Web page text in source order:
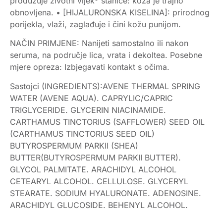
obnovljena. • [HIJALURONSKA KISELINA]: prirodnog
porijekla, vlaži, zaglađuje i čini kožu punijom.
NAČIN PRIMJENE: Nanijeti samostalno ili nakon
seruma, na područje lica, vrata i dekoltea. Posebne
mjere opreza: Izbjegavati kontakt s očima.
Sastojci (INGREDIENTS):AVENE THERMAL SPRING
WATER (AVENE AQUA). CAPRYLIC/CAPRIC
TRIGLYCERIDE. GLYCERIN NIACINAMIDE.
CARTHAMUS TINCTORIUS (SAFFLOWER) SEED OIL
(CARTHAMUS TINCTORIUS SEED OIL)
BUTYROSPERMUM PARKII (SHEA)
BUTTER(BUTYROSPERMUM PARKII BUTTER).
GLYCOL PALMITATE. ARACHIDYL ALCOHOL
CETEARYL ALCOHOL. CELLULOSE. GLYCERYL
STEARATE. SODIUM HYALURONATE. ADENOSINE.
ARACHIDYL GLUCOSIDE. BEHENYL ALCOHOL.